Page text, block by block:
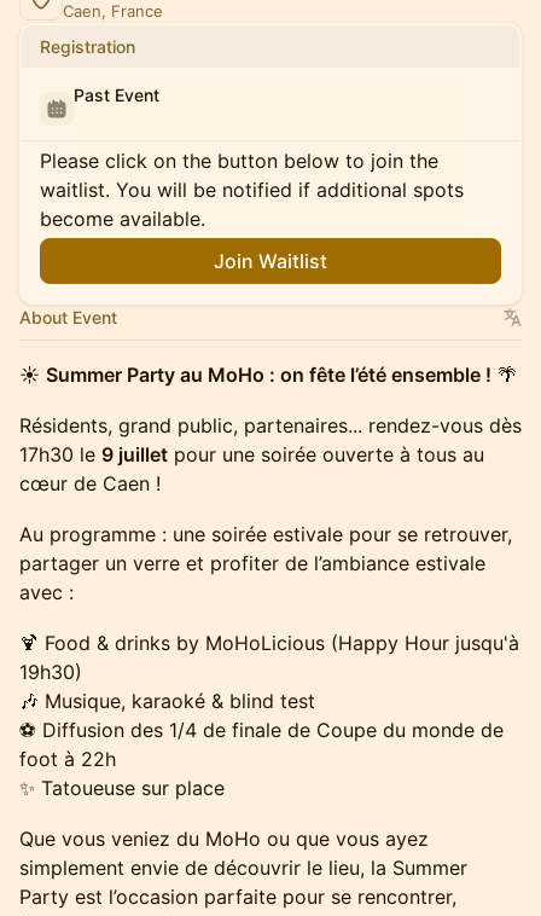
Caen, France
Registration
Past Event
Please click on the button below to join the
waitlist. You will be notified if additional spots
become available.
Join Waitlist
About Event
☀️ Summer Party au MoHo : on fête l’été ensemble ! 🌴
Résidents, grand public, partenaires... rendez-vous dès
17h30 le 9 juillet pour une soirée ouverte à tous au
cœur de Caen !
Au programme : une soirée estivale pour se retrouver,
partager un verre et profiter de l’ambiance estivale
avec :
🍹 Food & drinks by MoHoLicious (Happy Hour jusqu'à
19h30)
🎶 Musique, karaoké & blind test
⚽ Diffusion des 1/4 de finale de Coupe du monde de
foot à 22h
✨ Tatoueuse sur place
Que vous veniez du MoHo ou que vous ayez
simplement envie de découvrir le lieu, la Summer
Party est l’occasion parfaite pour se rencontrer,